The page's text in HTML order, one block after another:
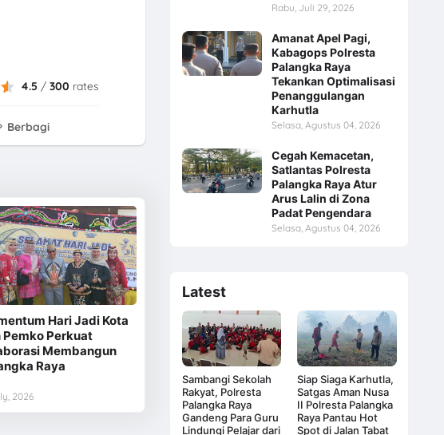
4.5 /300 rates
Berbagi
Hari Jadi Kota
Pemko Perkuat
Membangun
Raya
2026
Rabu, Juli 29, 2026
Amanat Apel Pagi,
Kabagops Polresta
Palangka Raya
Tekankan Optimalisasi
Penanggulangan
Karhutla
Selasa, Agustus 04, 2026
Cegah Kemacetan,
Satlantas Polresta
Palangka Raya Atur
Arus Lalin di Zona
Padat Pengendara
Selasa, Agustus 04, 2026
Latest
Sambangi Sekolah
Rakyat, Polresta
Palangka Raya
Gandeng Para Guru
Lindungi Pelajar dari
Siap Siaga Karhutla,
Satgas Aman Nusa
II Polresta Palangka
Raya Pantau Hot
Spot di Jalan Tabat